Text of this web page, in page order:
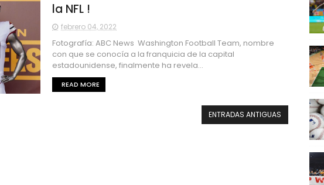
la NFL !
febrero 04, 2022
Fotografía: ABC News Washington Football Team, nombre
con que se conocía a la franquicia de la capital
estadounidense, finalmente ha revela...
READ MORE
ENTRADAS ANTIGUAS